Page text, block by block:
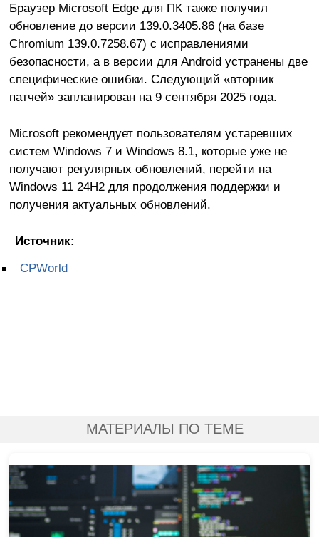
Браузер Microsoft Edge для ПК также получил
обновление до версии 139.0.3405.86 (на базе
Chromium 139.0.7258.67) с исправлениями
безопасности, а в версии для Android устранены две
специфические ошибки. Следующий «вторник
патчей» запланирован на 9 сентября 2025 года.
Microsoft рекомендует пользователям устаревших
систем Windows 7 и Windows 8.1, которые уже не
получают регулярных обновлений, перейти на
Windows 11 24H2 для продолжения поддержки и
получения актуальных обновлений.
Источник:
CPWorld
МАТЕРИАЛЫ ПО ТЕМЕ